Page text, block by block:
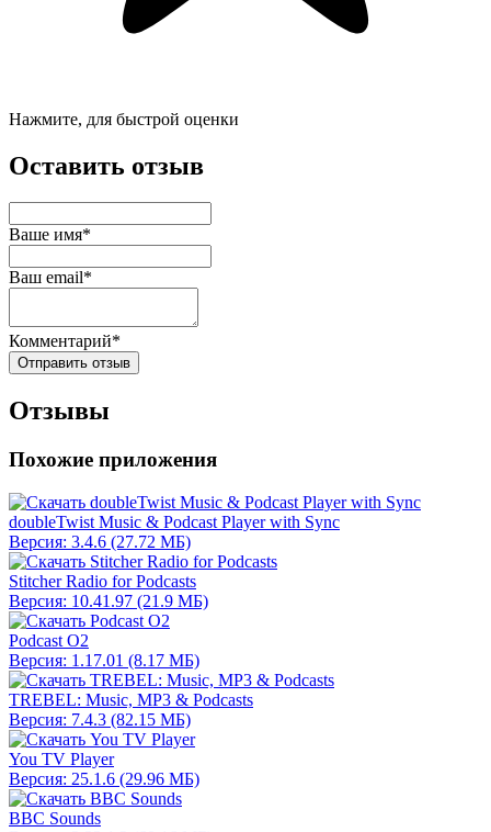
Нажмите, для быстрой оценки
Оставить отзыв
Ваше имя*
Ваш email*
Комментарий*
Отправить отзыв
Отзывы
Похожие приложения
doubleTwist Music & Podcast Player with Sync
Версия: 3.4.6 (27.72 МБ)
Stitcher Radio for Podcasts
Версия: 10.41.97 (21.9 МБ)
Podcast O2
Версия: 1.17.01 (8.17 МБ)
TREBEL: Music, MP3 & Podcasts
Версия: 7.4.3 (82.15 МБ)
You TV Player
Версия: 25.1.6 (29.96 МБ)
BBC Sounds